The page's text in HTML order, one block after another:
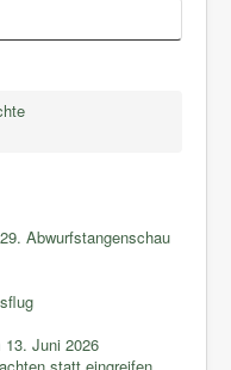
Abwurfstangenschau
Juni 2026